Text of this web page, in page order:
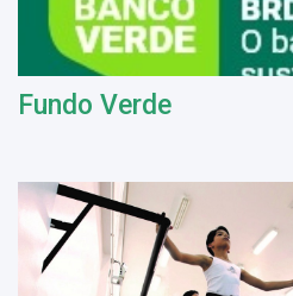
Fundo Verde